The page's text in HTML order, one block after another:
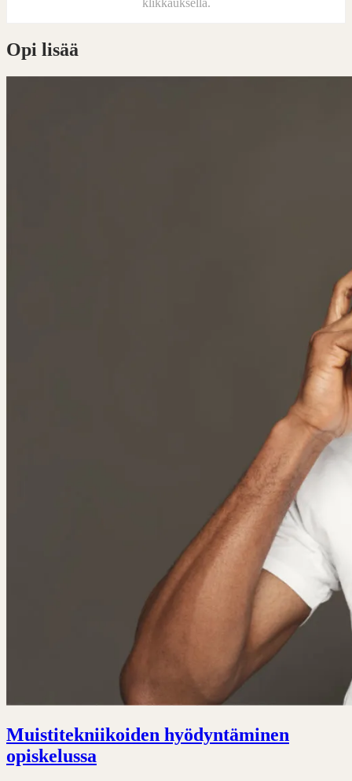
klikkauksella.
Opi lisää
Muistitekniikoiden hyödyntäminen
opiskelussa